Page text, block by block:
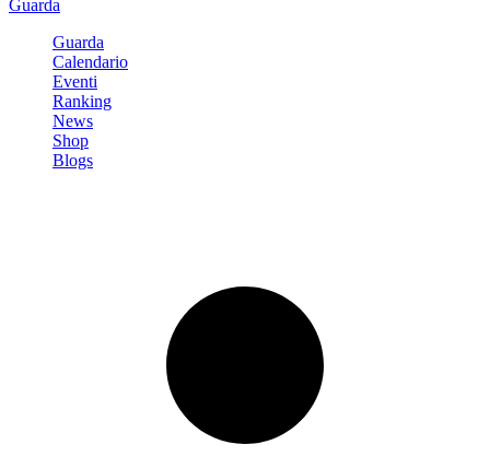
Guarda
Guarda
Calendario
Eventi
Ranking
News
Shop
Blogs